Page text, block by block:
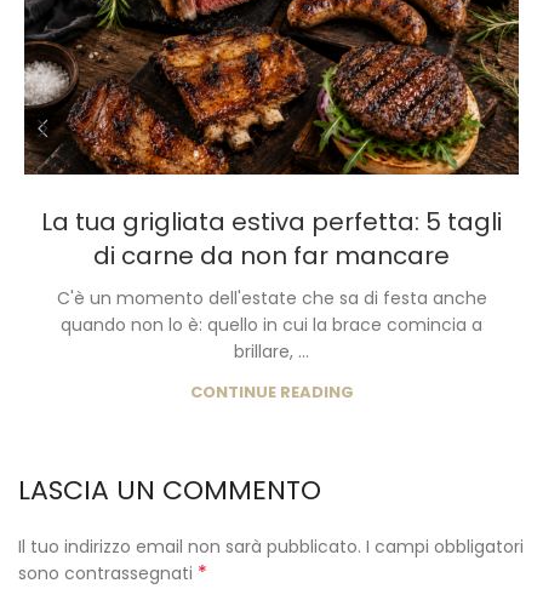
La tua grigliata estiva perfetta: 5 tagli
di carne da non far mancare
C'è un momento dell'estate che sa di festa anche
quando non lo è: quello in cui la brace comincia a
brillare, ...
CONTINUE READING
LASCIA UN COMMENTO
Il tuo indirizzo email non sarà pubblicato. I campi obbligatori
sono contrassegnati *